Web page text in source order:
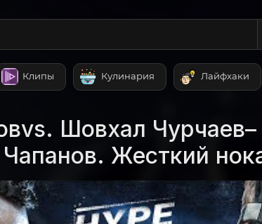
Клипы Кулинария Лайфхаки
Шовхал Чурчаев–
Жесткий